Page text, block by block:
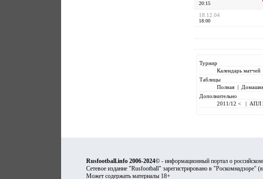
20:15
18.12.04
18:00
Турнир
Календарь матчей
Таблицы
Полная|
Дополнительно
2011/12 <
| АПЛ
Rusfootball.info 2006-2024© - информационный портал о
Сетевое издание "Rusfootball" зарегистрировано в "Роскомнадзоре" (
Может содержать материалы 18+